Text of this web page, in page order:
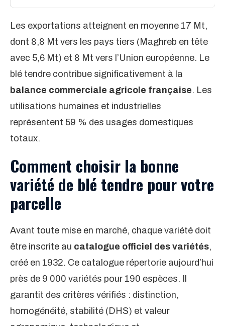
Les exportations atteignent en moyenne 17 Mt,
dont 8,8 Mt vers les pays tiers (Maghreb en tête
avec 5,6 Mt) et 8 Mt vers l’Union européenne. Le
blé tendre contribue significativement à la
balance commerciale agricole française. Les
utilisations humaines et industrielles
représentent 59 % des usages domestiques
totaux.
Comment choisir la bonne
variété de blé tendre pour votre
parcelle
Avant toute mise en marché, chaque variété doit
être inscrite au catalogue officiel des variétés,
créé en 1932. Ce catalogue répertorie aujourd’hui
près de 9 000 variétés pour 190 espèces. Il
garantit des critères vérifiés : distinction,
homogénéité, stabilité (DHS) et valeur